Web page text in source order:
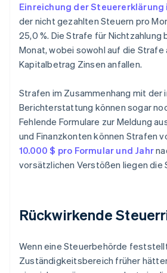
Einreichung der Steuererklärung
der nicht gezahlten Steuern pro
25,0 %. Die Strafe für Nichtzahlung
Monat, wobei sowohl auf die Strafe
Kapitalbetrag Zinsen anfallen.
Strafen im Zusammenhang mit der
Berichterstattung können sogar
Fehlende Formulare zur Meldung
und Finanzkonten können Strafen
10.000 $ pro Formular und Jahr
vorsätzlichen Verstößen liegen die
Rückwirkende
Wenn eine Steuerbehörde
Zuständigkeitsbereich früher